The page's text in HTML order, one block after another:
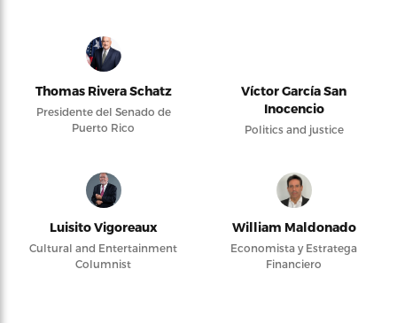
Thomas Rivera Schatz
Presidente del Senado de
Puerto Rico
Víctor García San
Inocencio
Politics and justice
Luisito Vigoreaux
Cultural and Entertainment
Columnist
William Maldonado
Economista y Estratega
Financiero